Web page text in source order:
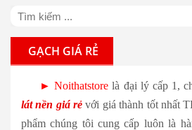
GẠCH GIÁ RẺ
► Noithatstorelà đại lý cấp 1,
lát nền giá rẻ với giá thành tốt nhất
phẩm chúng tôi cung cấp luôn là